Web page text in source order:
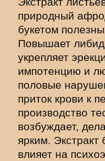
природный
букетом
Повышает
укрепляет
импотенцию и
половые
приток крови к
производство
возбуждает,
ярким. Экстракт
влияет на